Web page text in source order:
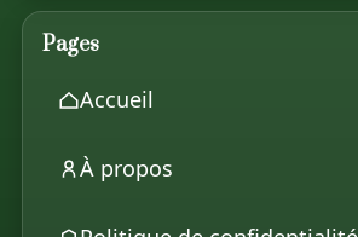
Pages
Accueil
À propos